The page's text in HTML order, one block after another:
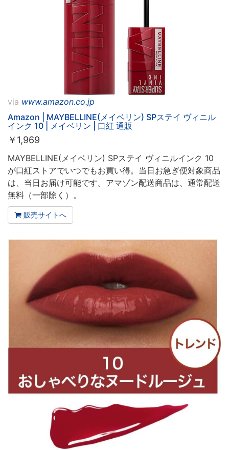
via www.amazon.co.jp
Amazon | MAYBELLINE(メイベリン) SPステイ ヴィニル
インク 10 | メイベリン | 口紅 通販
￥ 1,969
MAYBELLINE(メイベリン) SPステイ ヴィニルインク 10
が口紅ストアでいつでもお買い得。当日お急ぎ便対象商品
は、当日お届け可能です。アマゾン配送商品は、通常配送
無料（一部除く）。
販売サイトへ